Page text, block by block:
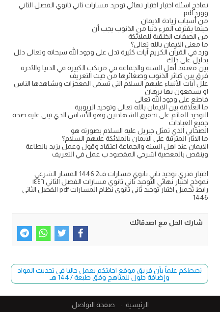
نماذج اسئلة اختبار اختبار نهائي توحيد مسارات ثاني ثانوي الفصل الثاني
وورد pdf
من أسباب زيادة الايمان
حينما يقترف المرء ذنبا من الذنوب يجب أن
من الصفات الخلقية للملائكة
ما معنى الايمان بالله تعالى؟
ورد في القرآن الكريم آيات كثيرة تدل على وجود الله سبحانه وتعالى دلل
بدليل على ذلك
بين معتقد أهل السنه والجماعة في مرتكب الكبيرة في الدنيا والآخرة
فرق بين كبائر الذنوب وصغائرها من حيث التعريف
علل آيات الأنبياء عليهم السلام التي تسمى المعجزات ويشاهدها الناس
او يسمعون بها برهان
قاطع على وجود الله تعالى
ما العلاقة بين الايمان بالله تعالى وتوحيد الربوبية
التوحيد القائم على تحقيق الشهادتين وهو الأساس الذي تبنى عليه صحة
جميع العبادات
الصحابي الذي تمثل جبريل عليه السلام بصورته هو
ما الاثار المترتبة على الايمان بالملائكة عليهم السلام؟
الايمان عند اهل السنه والجماعة اعتقاد وقول وعمل يزيد بالطاعة
وينقص بالمعصية اشرحي المقصود ب عمل في التعريف
اختبار فتري توحيد ثاني ثانوي مسارات ف2 1446 المسار الشرعي
نموذج اختبار نهائي التوحيد ثاني ثانوي مسارات الفصل الثاني ١٤٤٦
رابط تحميل اختبار توحيد ثاني ثانوي نظام المسارات pdf الفصل الثاني
1446
شارك الحل مع اصدقائك
نحيطكم علماً بأن فريق موقع اجابتكم يعمل حاليا في تحديث المواد
وإضافة حلول للمناهج وفق طبعة 1447 هـ
الرئيسية صفحة التواصل